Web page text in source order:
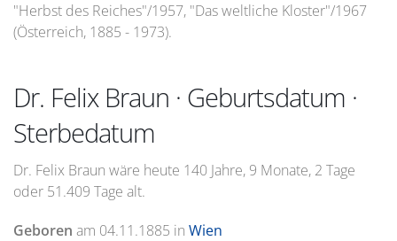
"Herbst des Reiches"/1957, "Das weltliche Kloster"/1967
(Österreich, 1885 - 1973).
Dr. Felix Braun · Geburtsdatum ·
Sterbedatum
Dr. Felix Braun wäre heute 140 Jahre, 9 Monate, 2 Tage
oder 51.409 Tage alt.
Geboren am 04.11.1885 in Wien